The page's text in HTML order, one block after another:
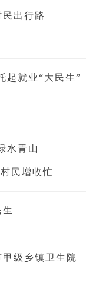
出行路
起就业“大民生”
水青山
民增收忙
级乡镇卫生院